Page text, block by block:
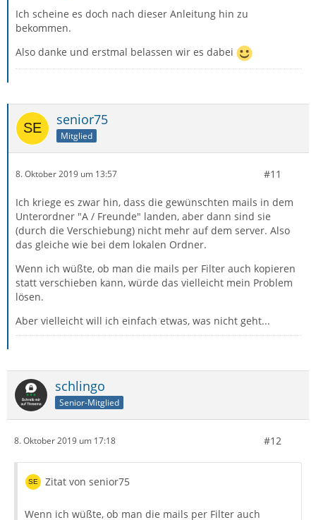
Ich scheine es doch nach dieser Anleitung hin zu
bekommen.
Also danke und erstmal belassen wir es dabei
senior75
Mitglied
8. Oktober 2019 um 13:57 #11
Ich kriege es zwar hin, dass die gewünschten mails in dem
Unterordner "A / Freunde" landen, aber dann sind sie
(durch die Verschiebung) nicht mehr auf dem server. Also
das gleiche wie bei dem lokalen Ordner.
Wenn ich wüßte, ob man die mails per Filter auch kopieren
statt verschieben kann, würde das vielleicht mein Problem
lösen.
Aber vielleicht will ich einfach etwas, was nicht geht...
schlingo
Senior-Mitglied
8. Oktober 2019 um 17:18 #12
Zitat von senior75
Wenn ich wüßte, ob man die mails per Filter auch